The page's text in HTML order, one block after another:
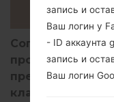
Согласно
прошлой
предложить
класса в
запись и
Ваш логин у
- ID аккаунта
запись и
Ваш логин